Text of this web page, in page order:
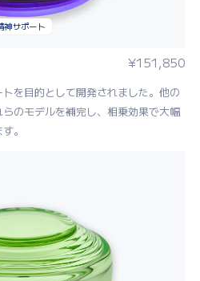
神サポート
¥151,850
を目的として開発されました。他の
のモデルを補完し、相乗効果で大幅
。